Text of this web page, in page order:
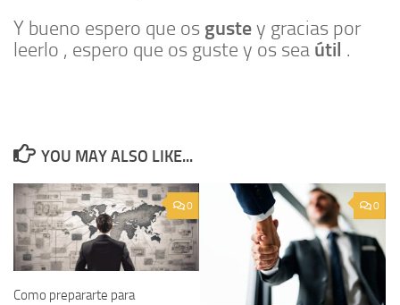
Y bueno espero que os gustey gracias por
leerlo , espero que os guste y os sea útil .
YOU MAY ALSO LIKE...
0
Como prepararte para
0